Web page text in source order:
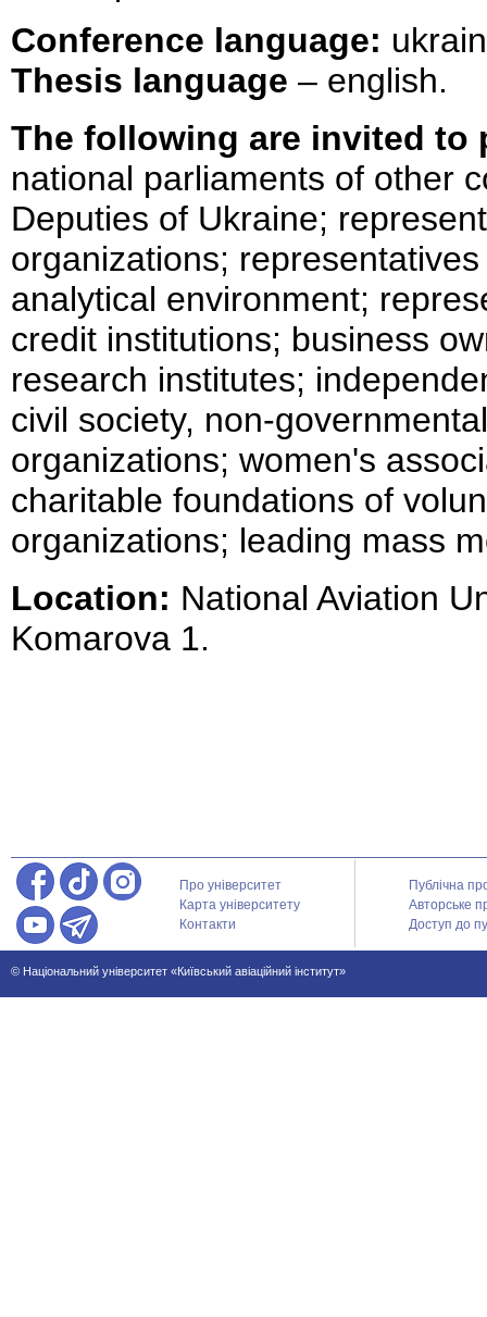
Conference language:
Thesis language – english.
The following are invited to
national parliaments of other
Deputies of Ukraine;
organizations;
analytical environment;
credit institutions; business
research institutes;
civil society, non-
organizations; women's
charitable foundations of
organizations; leading mass
Location: National Aviation
Komarova 1.
Про університет
Карта університету
Контакти
Публічна
Авторське
Доступ до
© Національний університет «Київський авіаційний інститут»